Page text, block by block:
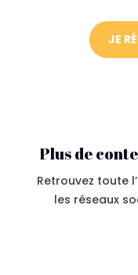
JE
Plus de
Retrouvez toute
les réseaux